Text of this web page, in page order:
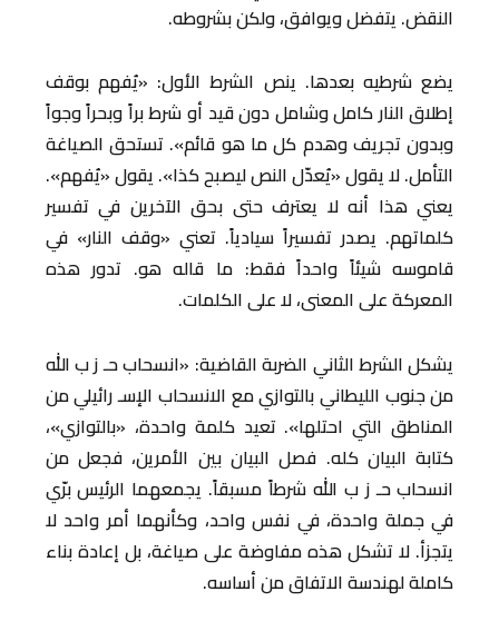
النقض. يتفضل ويوافق، ولكن بشروطه.
يضع شرطيه بعدها. ينص الشرط الأول: «يُفهم بوقف
إطلاق النار كامل وشامل دون قيد أو شرط براً وبحراً وجواً
وبدون تجريف وهدم كل ما هو قائم». تستحق الصياغة
التأمل. لا يقول «يُعدّل النص ليصبح كذا». يقول «يُفهم».
يعني هذا أنه لا يعترف حتى بحق الآخرين في تفسير
كلماتهم. يصدر تفسيراً سيادياً. تعني «وقف النار» في
قاموسه شيئاً واحداً فقط: ما قاله هو. تدور هذه
المعركة على المعنى، لا على الكلمات.
يشكل الشرط الثاني الضربة القاضية: «انسحاب حـ ز ب الله
من جنوب الليطاني بالتوازي مع الانسحاب الإسـ رائيلي من
المناطق التي احتلها». تعيد كلمة واحدة، «بالتوازي»،
كتابة البيان كله. فصل البيان بين الأمرين، فجعل من
انسحاب حـ ز ب الله شرطاً مسبقاً. يجمعهما الرئيس برّي
في جملة واحدة، في نفس واحد، وكأنهما أمر واحد لا
يتجزأ. لا تشكل هذه مفاوضة على صياغة، بل إعادة بناء
كاملة لهندسة الاتفاق من أساسه.